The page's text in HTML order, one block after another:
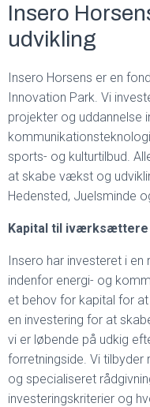
Insero
udvikling
Insero Horsens er en
Innovation Park. Vi
projekter og uddannelse
sports- og kulturtilbud.
at skabe vækst og
Hedensted, Juelsminde
Kapital til iværksættere
Insero har investeret i
indenfor energi- og
et behov for kapital for
en investering for at
vi er løbende på udkig
forretningside. Vi
og specialiseret
investeringskriterier og